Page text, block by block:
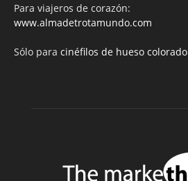
Para viajeros de corazón:
www.almadetrotamundo.com
Sólo para cinéfilos de hueso colorado